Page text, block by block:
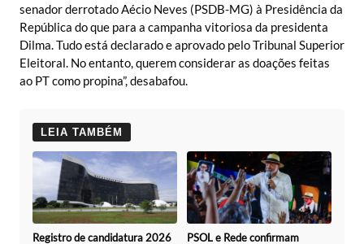
senador derrotado Aécio Neves (PSDB-MG) à Presidência da
República do que para a campanha vitoriosa da presidenta
Dilma. Tudo está declarado e aprovado pelo Tribunal Superior
Eleitoral. No entanto, querem considerar as doações feitas
ao PT como propina”, desabafou.
LEIA TAMBÉM
Registro de candidatura 2026
PSOL e Rede confirmam